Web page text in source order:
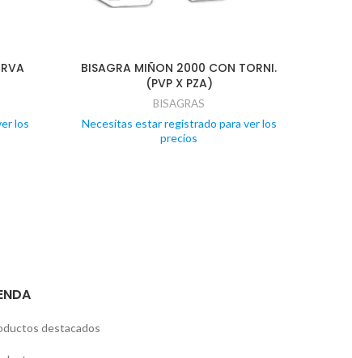
los
BISAGRA MIÑON 2000 CON TORNI.
(PVP X PZA)
BISAGRAS
Necesitas estar registrado para ver los
precios
destacados